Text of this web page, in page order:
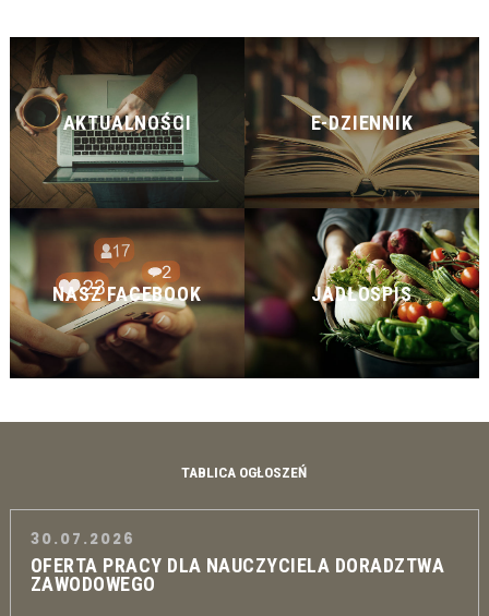
AKTUALNOŚCI E-DZIENNIK
NASZ FACEBOOK JADŁOSPIS
TABLICA OGŁOSZEŃ
30.07.2026
OFERTA PRACY DLA NAUCZYCIELA DORADZTWA
ZAWODOWEGO